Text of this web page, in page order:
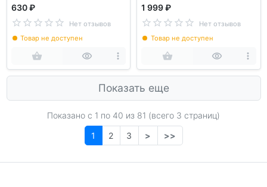
630 ₽
Нет отзывов
Товар не доступен
1 999 ₽
Нет отзывов
Товар не доступен
Показать еще
Показано с 1 по 40 из 81 (всего 3 страниц)
1
2 3 > >>